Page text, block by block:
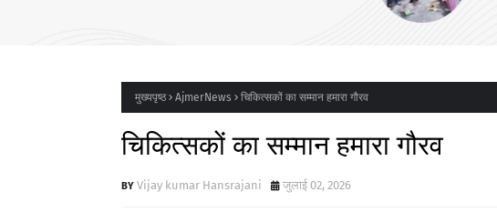
मुख्यपृष्ठ AjmerNews चिकित्सकों का सम्मान हमारा गौरव
चिकित्सकों का सम्मान हमारा गौरव
Vijay kumar Hansrajani जुलाई 02, 2026